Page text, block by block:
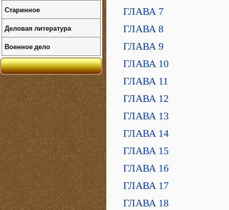
ГЛАВА 7
ГЛАВА 8
ГЛАВА 9
ГЛАВА 10
ГЛАВА 11
ГЛАВА 12
ГЛАВА 13
ГЛАВА 14
ГЛАВА 15
ГЛАВА 16
ГЛАВА 17
ГЛАВА 18
Старинное
Деловая литература
Военное дело